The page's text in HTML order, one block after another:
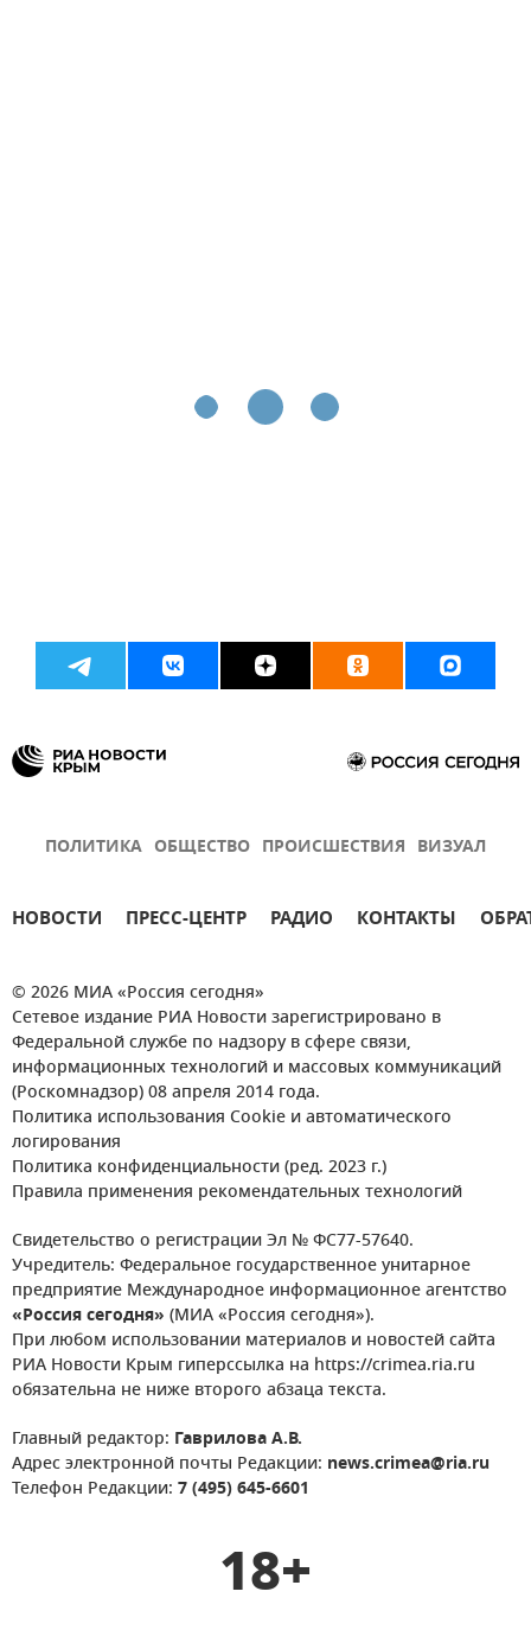
ПОЛИТИКА ОБЩЕСТВО ПРОИСШЕСТВИЯ ВИЗУАЛ
НОВОСТИ ПРЕСС-ЦЕНТР РАДИО КОНТАКТЫ
© 2026 МИА «Россия сегодня»
Сетевое издание РИА Новости зарегистрировано в
Федеральной службе по надзору в сфере связи,
информационных технологий и массовых коммуникаций
(Роскомнадзор) 08 апреля 2014 года.
Политика использования Cookie и автоматического
логирования
Политика конфиденциальности (ред. 2023 г.)
Правила применения рекомендательных технологий
Свидетельство о регистрации Эл № ФС77-57640.
Учредитель: Федеральное государственное унитарное
предприятие Международное информационное агентство
«Россия сегодня» (МИА «Россия сегодня»).
При любом использовании материалов и новостей сайта
РИА Новости Крым гиперссылка на https://crimea.ria.ru
обязательна не ниже второго абзаца текста.
Главный редактор: Гаврилова А.В.
Адрес электронной почты Редакции: news.crimea@ria.ru
Телефон Редакции: 7 (495) 645-6601
18+